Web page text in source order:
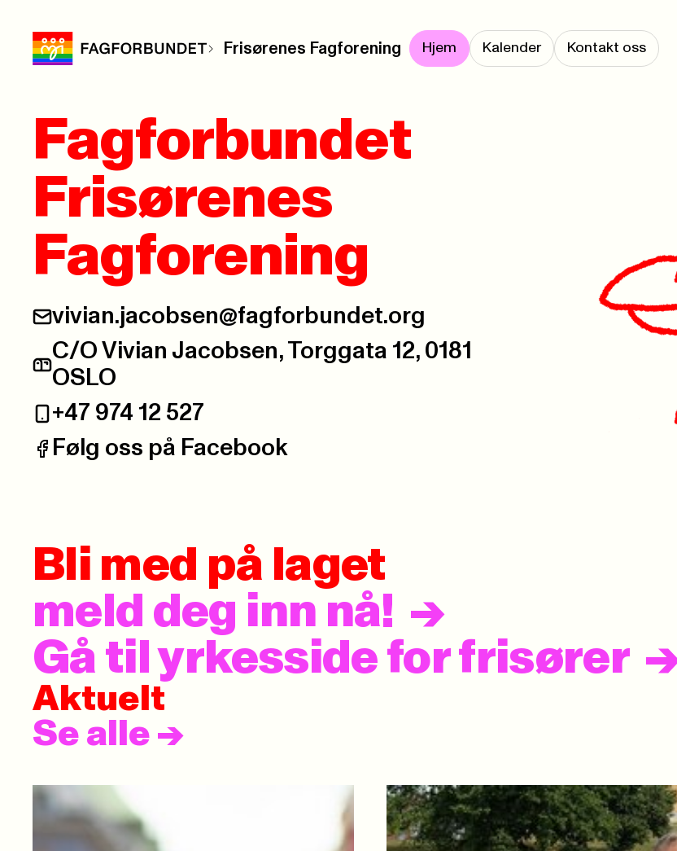
Frisørenes Fagforening Hjem Kalender Kontakt oss
Fagforbundet
Frisørenes
Fagforening
E-post:
vivian.jacobsen@fagforbundet.org
Postadresse:
C/O Vivian Jacobsen, Torggata 12, 0181
OSLO
Telefon:
+47 974 12 527
Facebook:
Følg oss på Facebook
Bli med på laget
meld deg inn nå!
Gå til yrkesside for frisører
Aktuelt
Se alle ->